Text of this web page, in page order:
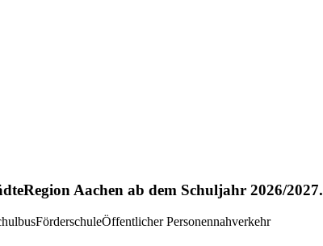
Aachen ab dem Schuljahr 2026/2027.
FörderschuleÖffentlicher Personennahverkehr